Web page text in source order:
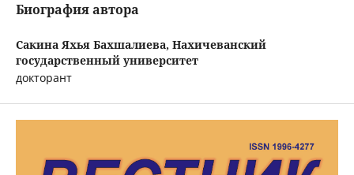
Биография автора
Сакина Яхья Бахшалиева, Нахичеванский
государственный университет
докторант